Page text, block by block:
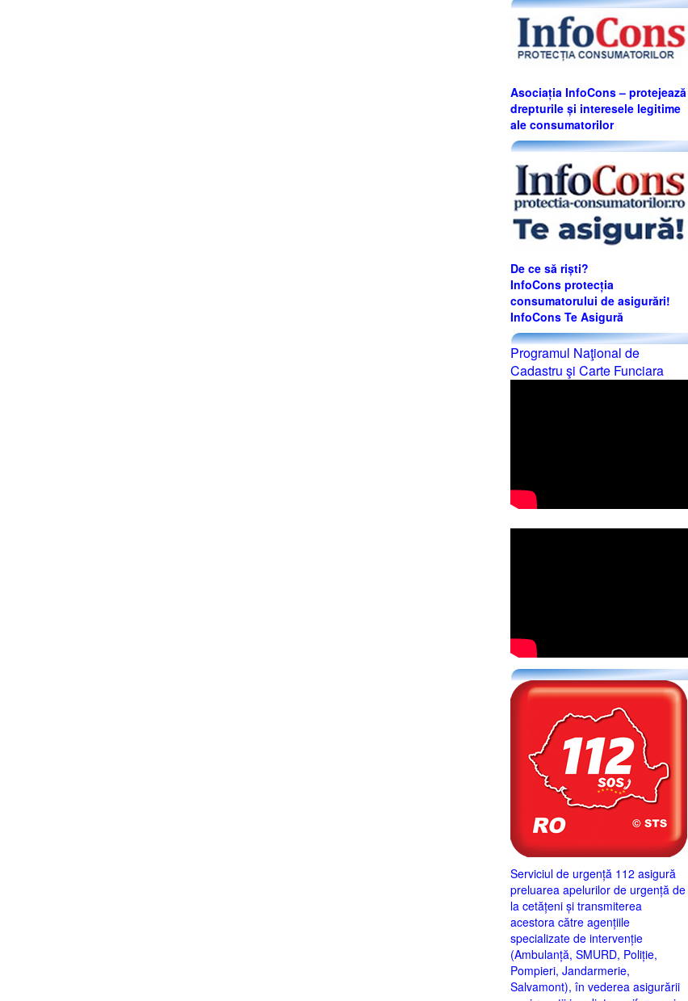
Asociația InfoCons – protejează
drepturile și interesele legitime
ale consumatorilor
De ce să riști?
InfoCons protecția
consumatorului de asigurări!
InfoCons Te Asigură
Programul Naţional de
Cadastru şi Carte Funciara
Serviciul de urgență 112 asigură
preluarea apelurilor de urgență de
la cetățeni și transmiterea
acestora către agențiile
specializate de intervenție
(Ambulanță, SMURD, Poliție,
Pompieri, Jandarmerie,
Salvamont), în vederea asigurării